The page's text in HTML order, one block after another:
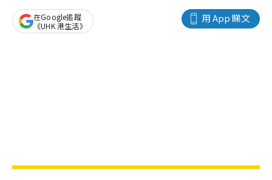
用 App 睇文
在Google追蹤
《UHK 港生活》